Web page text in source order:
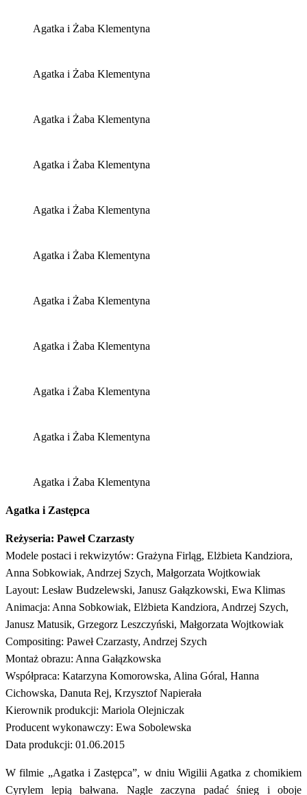
Agatka i Żaba Klementyna
Agatka i Żaba Klementyna
Agatka i Żaba Klementyna
Agatka i Żaba Klementyna
Agatka i Żaba Klementyna
Agatka i Żaba Klementyna
Agatka i Żaba Klementyna
Agatka i Żaba Klementyna
Agatka i Żaba Klementyna
Agatka i Żaba Klementyna
Agatka i Żaba Klementyna
Agatka i Zastępca
Reżyseria: Paweł Czarzasty
Modele postaci i rekwizytów: Grażyna Firląg, Elżbieta Kandziora,
Anna Sobkowiak, Andrzej Szych, Małgorzata Wojtkowiak
Layout: Lesław Budzelewski, Janusz Gałązkowski, Ewa Klimas
Animacja: Anna Sobkowiak, Elżbieta Kandziora, Andrzej Szych,
Janusz Matusik, Grzegorz Leszczyński, Małgorzata Wojtkowiak
Compositing: Paweł Czarzasty, Andrzej Szych
Montaż obrazu: Anna Gałązkowska
Współpraca: Katarzyna Komorowska, Alina Góral, Hanna
Cichowska, Danuta Rej, Krzysztof Napierała
Kierownik produkcji: Mariola Olejniczak
Producent wykonawczy: Ewa Sobolewska
Data produkcji: 01.06.2015
W filmie „Agatka i Zastępca”, w dniu Wigilii Agatka z chomikiem
Cyrylem lepią bałwana. Nagle zaczyna padać śnieg i oboje